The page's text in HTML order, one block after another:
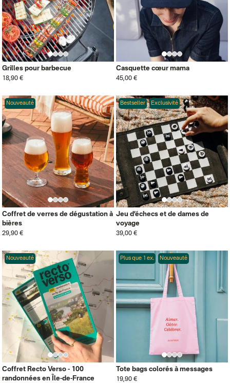
Grilles pour barbecue
18,90 €
Casquette cœur mama
45,00 €
Nouveauté
Coffret de verres de dégustation à
bières
29,90 €
Bestseller Exclusivité
Jeu d’échecs et de dames de
voyage
39,00 €
Nouveauté
Coffret Recto Verso - 100
randonnées en Île-de-France
Plus que 1 ex. Nouveauté
Tote bags colorés à messages
19,90 €